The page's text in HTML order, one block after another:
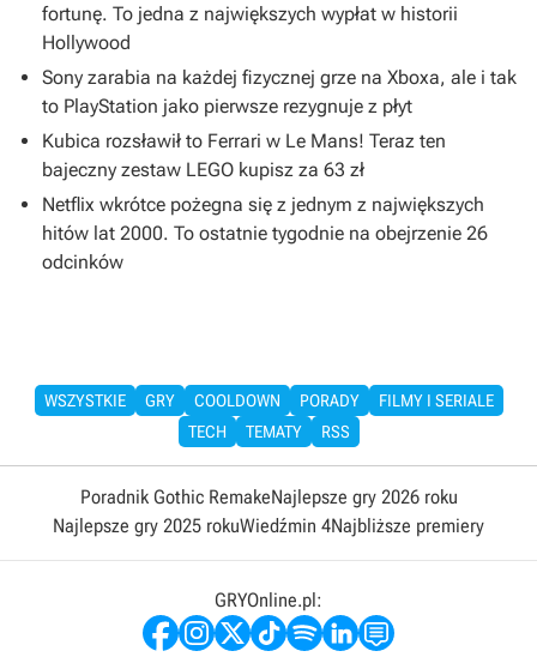
fortunę. To jedna z największych wypłat w historii
Hollywood
Sony zarabia na każdej fizycznej grze na Xboxa, ale i tak
to PlayStation jako pierwsze rezygnuje z płyt
Kubica rozsławił to Ferrari w Le Mans! Teraz ten
bajeczny zestaw LEGO kupisz za 63 zł
Netflix wkrótce pożegna się z jednym z największych
hitów lat 2000. To ostatnie tygodnie na obejrzenie 26
odcinków
WSZYSTKIE GRY COOLDOWN PORADY
FILMY I SERIALE
TECH
TEMATY RSS
Poradnik Gothic RemakeNajlepsze gry 2026 roku
Najlepsze gry 2025 rokuWiedźmin 4Najbliższe premiery
GRYOnline.pl: